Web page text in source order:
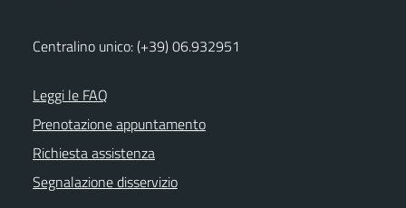
Centralino unico: (+39) 06.932951
Leggi le FAQ
Prenotazione appuntamento
Richiesta assistenza
Segnalazione disservizio